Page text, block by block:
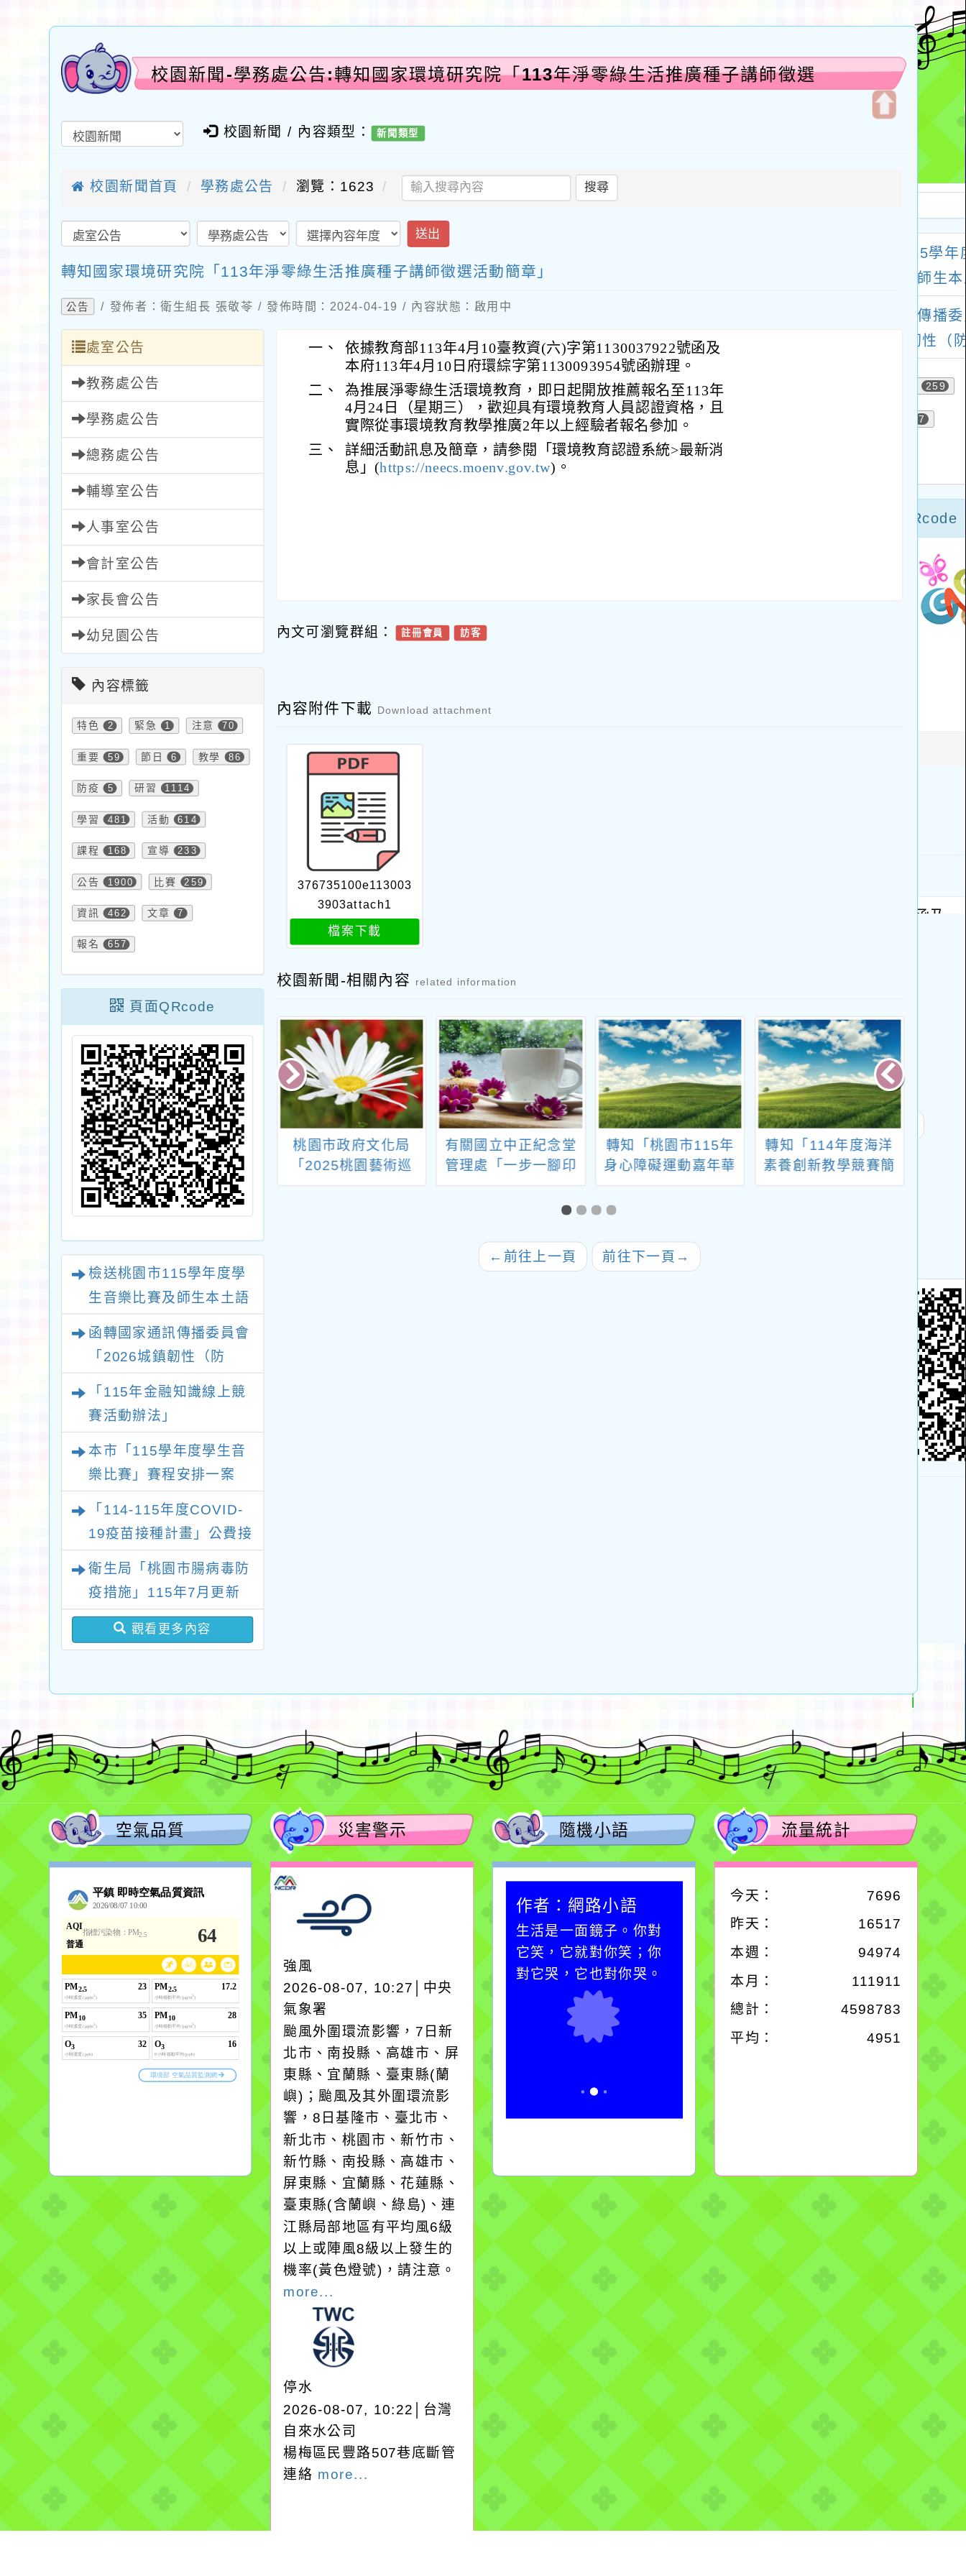
校園新聞-學務處公告:轉知國家環境研究院「113年淨零綠生活推廣種子講師徵選
校園新聞 / 內容類型： 新聞類型
校園新聞首頁 學務處公告 瀏覽：1623 搜尋
送出
轉知國家環境研究院「113年淨零綠生活推廣種子講師徵選活動簡章」
公告 / 發佈者：衛生組長 張敬苓 / 發佈時間：2024-04-19 / 內容狀態：啟用中
處室公告
教務處公告
學務處公告
總務處公告
輔導室公告
人事室公告
會計室公告
家長會公告
幼兒園公告
內容標籤
特色 2 緊急 1 注意 70
重要 59 節日 6 教學 86
防疫 5 研習 1114
學習 481 活動 614
課程 168 宣導 233
公告 1900 比賽 259
資訊 462 文章 7
報名 657
頁面QRcode
檢送桃園市115學年度學
生音樂比賽及師生本土語
函轉國家通訊傳播委員會
「2026城鎮韌性（防
「115年金融知識線上競
賽活動辦法」
本市「115學年度學生音
樂比賽」賽程安排一案
「114-115年度COVID-
19疫苗接種計畫」公費接
種對象擴大
衛生局「桃園市腸病毒防
疫措施」115年7月更新
版問答集及修正對照表各
1份
觀看更多內容
一、
依據教育部113年4月10臺教資(六)字第1130037922號函及
本府113年4月10日府環綜字第1130093954號函辦理。
二、
為推展淨零綠生活環境教育，即日起開放推薦報名至113年
4月24日（星期三），歡迎具有環境教育人員認證資格，且
實際從事環境教育教學推廣2年以上經驗者報名參加。
三、
詳細活動訊息及簡章，請參閱「環境教育認證系統>最新消
息」(https://neecs.moenv.gov.tw)。
內文可瀏覽群組： 註冊會員 訪客
內容附件下載 Download attachment
376735100e113003
3903attach1
檔案下載
校園新聞-相關內容 related information
中市大眾跆拳
展協會辦理
年全國福爾摩
拳道錦標賽」
有關桃園市女童軍會
辦理113年永續發展
研習暨服務員研習活
動
桃園市政府文化局
「2025桃園藝術巡
演-平鎮場-十鼓擊樂
有關國立中正紀念堂
管理處「一步一腳印
的民主先行者」人權
教具箱開放受理申請
轉知「桃園市115年
身心障礙運動嘉年華
公民參與實施計畫」
轉知「114年度海洋
素養創新教學競賽簡
章」
← 前往上一頁 前往下一頁 →
空氣品質 災害警示
強風
2026-08-07, 10:27│中央
氣象署
颱風外圍環流影響，7日新
北市、南投縣、高雄市、屏
東縣、宜蘭縣、臺東縣(蘭
嶼)；颱風及其外圍環流影
響，8日基隆市、臺北市、
新北市、桃園市、新竹市、
新竹縣、南投縣、高雄市、
屏東縣、宜蘭縣、花蓮縣、
臺東縣(含蘭嶼、綠島)、連
江縣局部地區有平均風6級
以上或陣風8級以上發生的
機率(黃色燈號)，請注意。
more...
停水
2026-08-07, 10:22│台灣
自來水公司
楊梅區民豐路507巷底斷管
連絡 more...
隨機小語
作者：網路小語
一杯清水因滴入一滴污
在而變清澈。
作者：網路小語
生活是一面鏡子。你對
它笑，它就對你笑；你
對它哭，它也對你哭。
作者：網路小語
在實現理想的路途中，
必須排除一切干擾，特
別是要看清那些美麗的
流量統計
今天：
7696
昨天：
16517
本週： 94974
本月： 111911
總計： 4598783
平均： 4951